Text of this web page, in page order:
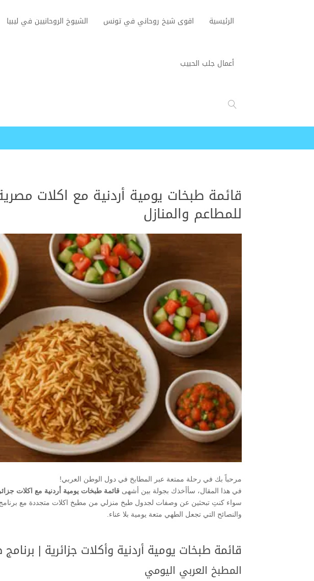
الرئيسية اقوى شيخ روحاني في تونس الشيوخ الروحانيين في ليبيا
أعمال جلب الحبيب
قائمة طبخات يومية أردنية مع اكلات
للمطاعم والمنازل
مرحباً بك في رحلة ممتعة عبر المطابخ في دول الوطن العربي!
في هذا المقال، سأأخذك بجولة بين أشهى قائمة طبخات يومية أردنية مع اكلات
سواء كنتِ تبحثين عن وصفات لجدول طبخ منزلي من مطبخ اكلات متجددة مع برنامج
والنصائح التي تجعل الطهي متعة يومية بلا عناء.
قائمة طبخات يومية أردنية وأكلات جزائرية |
المطبخ العربي اليومي